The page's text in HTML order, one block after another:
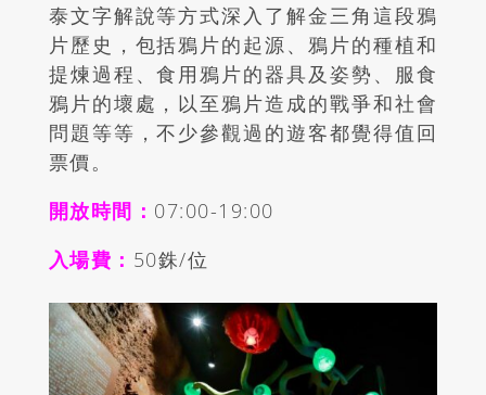
泰文字解說等方式深入了解金三角 這段鴉
片歷史，包括鴉片的起源、鴉片的種植和
提煉過程、食用鴉片的器具及姿勢、服食
鴉片的壞處，以至鴉片造成的戰爭和社會
問題等等，不少參觀過的遊客都覺得值回
票價。
開放時間： 07:00-19:00
入場費： 50銖/位